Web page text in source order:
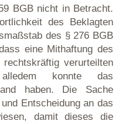
BGB nicht in Betracht.
des Beklagten
des § 276 BGB
eine Mithaftung des
verurteilten
konnte das
haben. Die Sache
Entscheidung an das
damit dieses die